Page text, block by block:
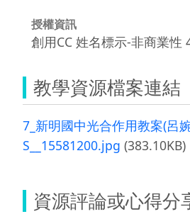
授權資訊
創用CC 姓名標示-非商業性
教學資源檔案連結
7_新明國中光合作用教案(呂
S__15581200.jpg (383.10KB)
資源評論或心得分